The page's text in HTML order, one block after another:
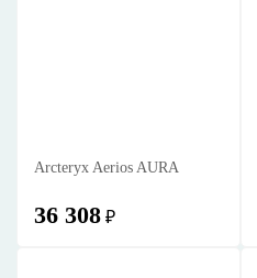
Arcteryx Aerios AURA
36 308 ₽